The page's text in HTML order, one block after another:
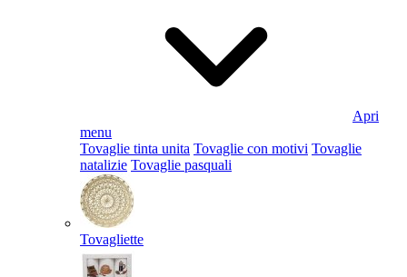
Apri
menu
Tovaglie tinta unita Tovaglie con motivi Tovaglie
natalizie Tovaglie pasquali
Tovagliette